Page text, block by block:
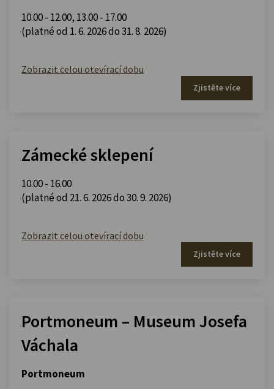
10.00 - 12.00, 13.00 - 17.00
(platné od 1. 6. 2026 do 31. 8. 2026)
Zobrazit celou otevírací dobu
Zjistěte více
Zámecké sklepení
10.00 - 16.00
(platné od 21. 6. 2026 do 30. 9. 2026)
Zobrazit celou otevírací dobu
Zjistěte více
Portmoneum – Museum Josefa
Váchala
Portmoneum